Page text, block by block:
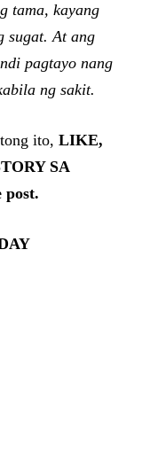
tama, kayang
sugat. At ang
pagtayo nang
ng sakit.
ito, LIKE,
SA
post.